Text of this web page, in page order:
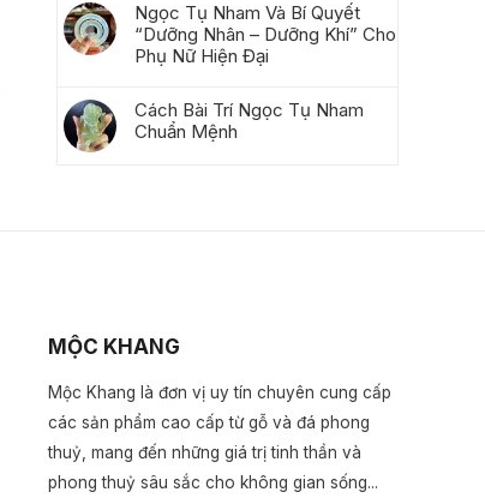
Ngọc Tụ Nham Và Bí Quyết
“Dưỡng Nhân – Dưỡng Khí” Cho
Phụ Nữ Hiện Đại
Cách Bài Trí Ngọc Tụ Nham
Chuẩn Mệnh
MỘC KHANG
Mộc Khang là đơn vị uy tín chuyên cung cấp
các sản phẩm cao cấp từ gỗ và đá phong
thuỷ, mang đến những giá trị tinh thần và
phong thuỷ sâu sắc cho không gian sống...